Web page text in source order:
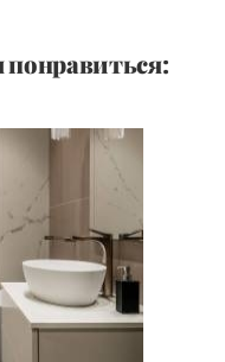
понравиться: